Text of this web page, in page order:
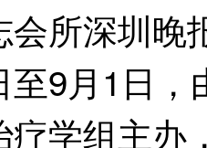
所深圳晚
至9月1日
学组主办